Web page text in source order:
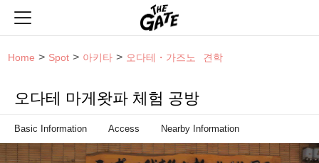
Home Spot 아키타 오다테・가즈노 견학
오다테 마게왓파 체험 공방
Basic Information Access Nearby Information